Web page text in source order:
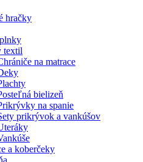
hračky
textil
na matrace
bielizeň
na spanie
prikrývok a vankúšov
a koberčeky